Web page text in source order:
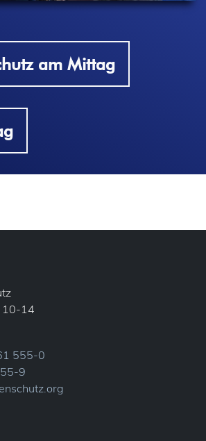
am Mittag
10-14
555-0
9